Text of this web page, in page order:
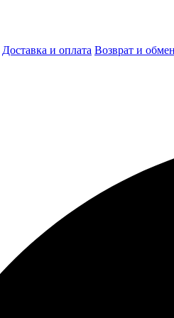
Доставка и оплата Возврат и